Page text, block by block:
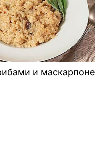
и маскарпоне